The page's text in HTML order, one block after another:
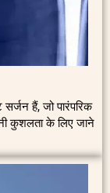
हैं, जो पारंपरिक
कुशलता के लिए जाने